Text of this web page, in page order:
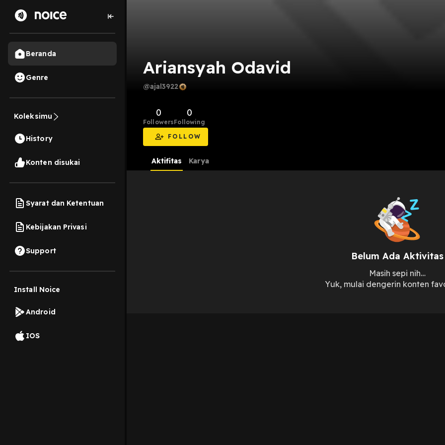
Beranda
Genre
Koleksimu
History
Konten disukai
Syarat dan Ketentuan
Kebijakan Privasi
Support
Install Noice
Android
IOS
Ariansyah Odavid
@ajal3922
0
Followers
0
Following
FOLLOW
Aktifitas Karya
Belum Ada Aktivitas
Masih sepi nih…
Yuk, mulai dengerin konten